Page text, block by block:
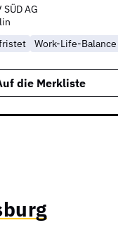
SÜD AG
Work-Life-Balance
die Merkliste